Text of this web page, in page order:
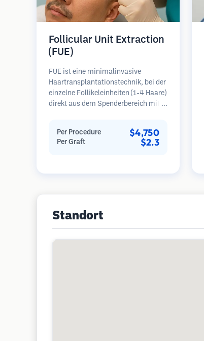
Follicular Unit Extraction
(FUE)
FUE ist eine minimalinvasive
Haartransplantationstechnik, bei der
einzelne Follikeleinheiten (1-4 Haare)
direkt aus dem Spenderbereich mit
werden dann in die
Empfängerbereiche in kahlen Zonen
Per Procedure $4,750
Per Graft $2.3
Standort